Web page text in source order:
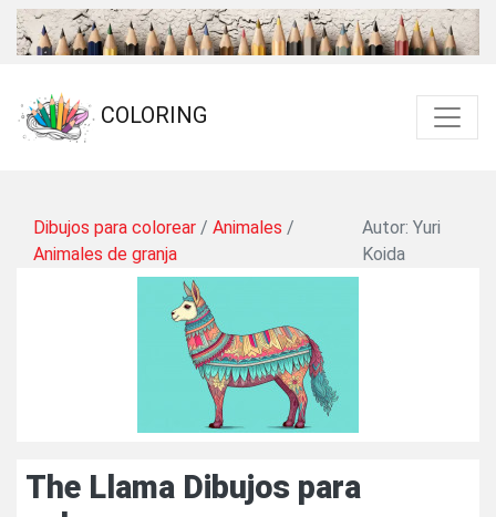
COLORING
Dibujos para colorear / Animales /
Animales de granja
Autor: Yuri
Koida
The Llama Dibujos para